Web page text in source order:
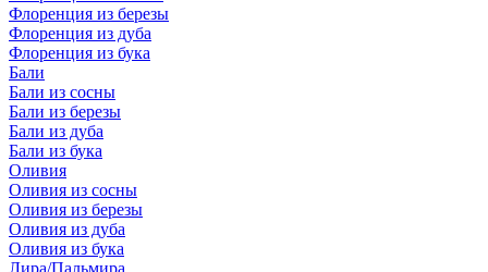
Флоренция из березы
Флоренция из дуба
Флоренция из бука
Бали
Бали из сосны
Бали из березы
Бали из дуба
Бали из бука
Оливия
Оливия из сосны
Оливия из березы
Оливия из дуба
Оливия из бука
Лира/Пальмира